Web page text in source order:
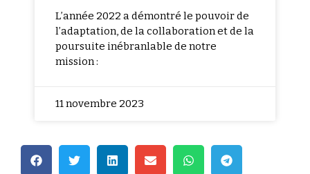
L’année 2022 a démontré le pouvoir de
l’adaptation, de la collaboration et de la
poursuite inébranlable de notre
mission :
11 novembre 2023